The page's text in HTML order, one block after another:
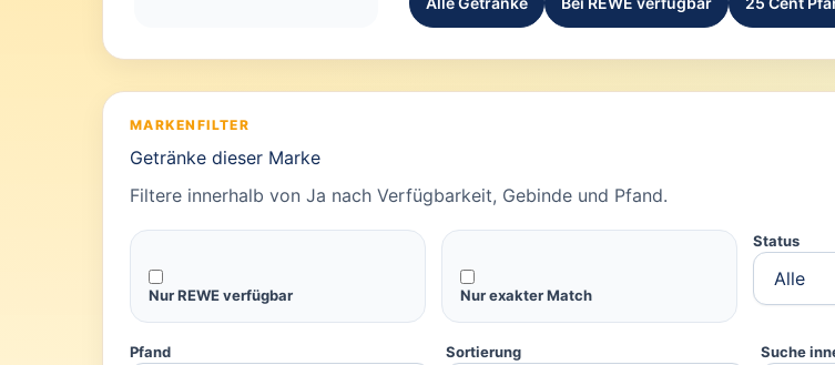
MARKENFILTER
Getränke dieser Marke
Filtere innerhalb von Ja nach Verfügbarkeit, Gebinde und Pfand.
Nur REWE verfügbar Nur exakter Match
Status
Pfand Sortierung Suche